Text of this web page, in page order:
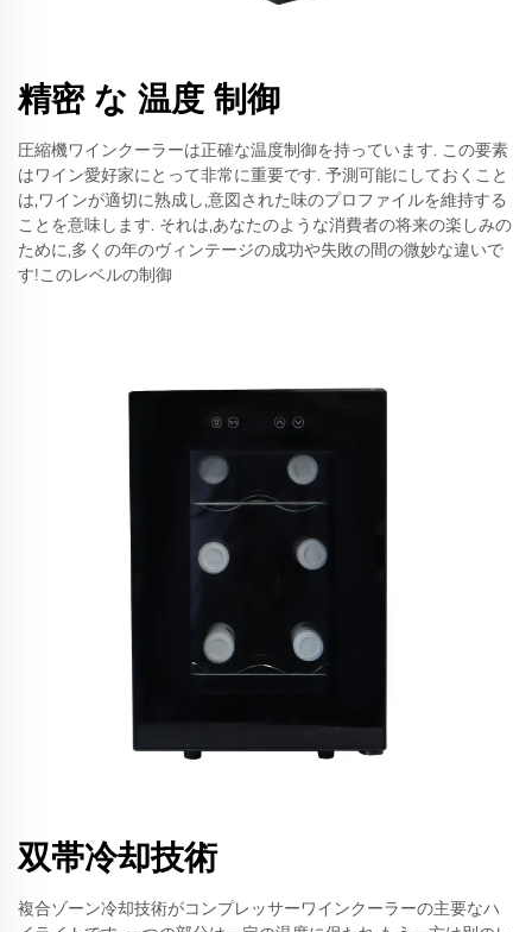
精密 な 温度 制御
圧縮機ワインクーラーは正確な温度制御を持っています. この要素
はワイン愛好家にとって非常に重要です. 予測可能にしておくこと
は,ワインが適切に熟成し,意図された味のプロファイルを維持する
ことを意味します. それは,あなたのような消費者の将来の楽しみの
ために,多くの年のヴィンテージの成功や失敗の間の微妙な違いで
す!このレベルの制御
双帯冷却技術
複合ゾーン冷却技術がコンプレッサーワインクーラーの主要なハ